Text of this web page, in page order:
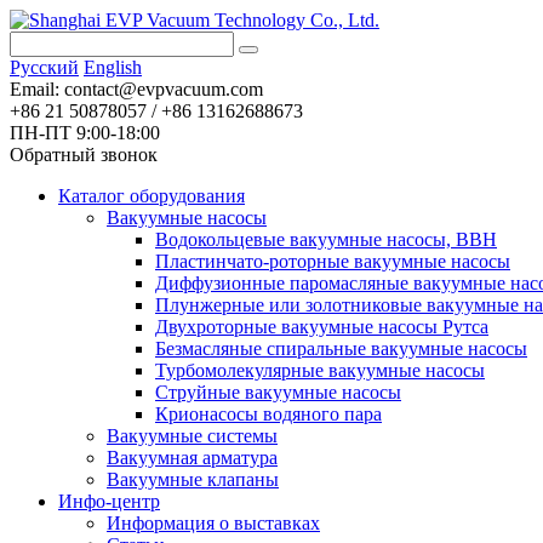
Pусский English
Email: contact@evpvacuum.com
+86 21 50878057 / +86 13162688673
ПН-ПТ 9:00-18:00
Обратный звонок
Каталог оборудования
Вакуумные насосы
Водокольцевые вакуумные насосы, ВВН
Пластинчато-роторные вакуумные насосы
Диффузионные паромасляные вакуумные
Плунжерные или золотниковые вакуумные
Двухроторные вакуумные насосы Рутса
Безмасляные спиральные вакуумные насосы
Турбомолекулярные вакуумные насосы
Струйные вакуумные насосы
Крионасосы водяного пара
Вакуумные системы
Вакуумная арматура
Вакуумные клапаны
Инфо-центр
Информация о выставках